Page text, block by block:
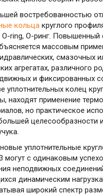
востребованностью
кольца круглого
ring, О-ринг. Повышенный
массовым
смазочных
агрегатах, различного
и фиксированных
уплотнительных колец
находят применение
но практическое
целесообразности
уплотнительные
могут с одинаковым
неподвижных
динамическим
широкий спектр